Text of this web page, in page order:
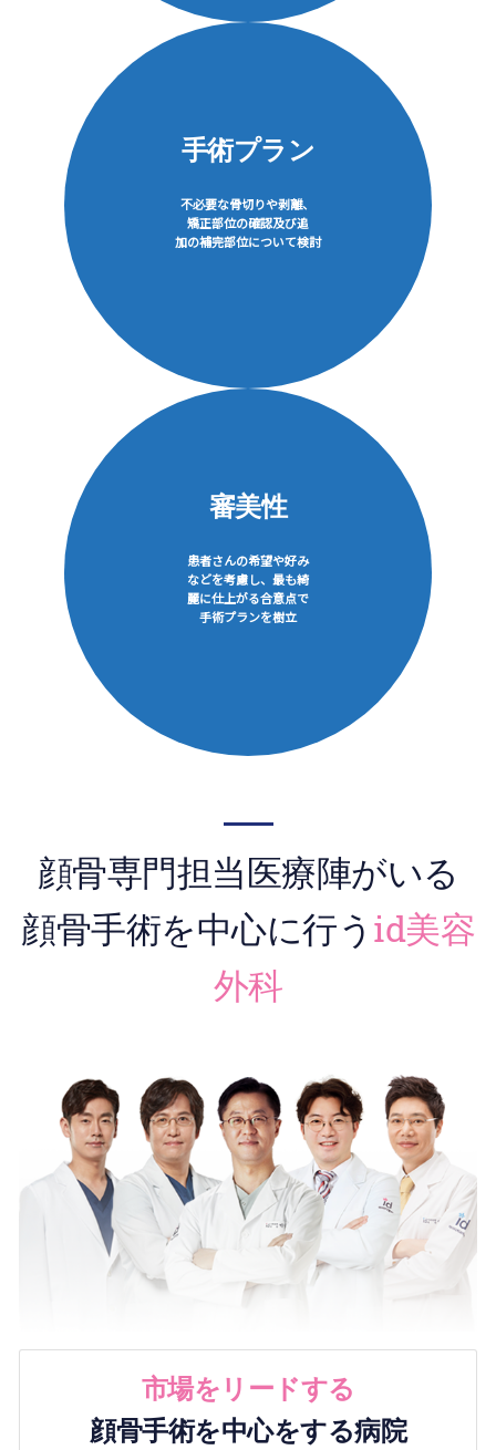
手術プラン
不必要な骨切りや剥離、
矯正部位の確認及び追
加の補完部位について検討
審美性
患者さんの希望や好み
などを考慮し、最も綺
麗に仕上がる合意点で
手術プランを樹立
顔骨専門担当医療陣がいる
顔骨手術を中心に行う id美容
外科
市場をリードする
顔骨手術を中心をする病院